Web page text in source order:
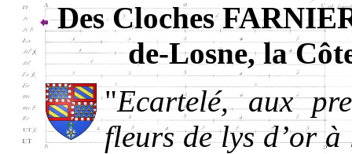
Des Cloches
de-Losne, la
"Ecartelé, aux
fleurs de lys d’or à